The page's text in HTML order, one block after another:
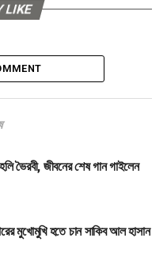
LIKE
ভৈরবী, জীবনের শেষ গান গাইলেন
মুখোমুখি হতে চান সাকিব আল হাসান